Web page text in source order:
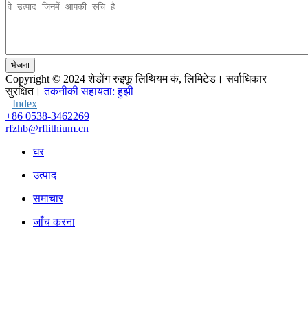
भेजना
Copyright © 2024शेडोंग रुइफू लिथियम कं, लिमिटेड। सर्वाधिकार
सुरक्षित।तकनीकी सहायता: हुझी
Index
+86 0538-3462269
rfzhb@rflithium.cn
घर
उत्पाद
समाचार
जाँच करना